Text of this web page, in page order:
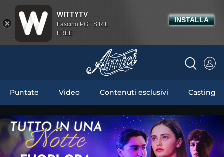
Puntate Video Contenuti esclusivi Casting
WITTYTV
Fascino PGT S.R.L
FREE
INSTALLA